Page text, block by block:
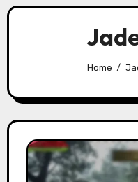
Home